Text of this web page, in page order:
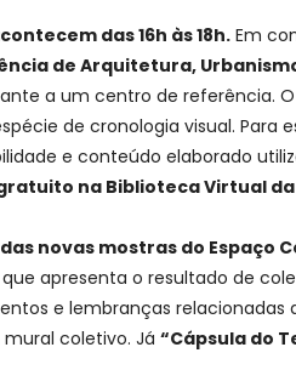
das 16h às 18h. Em
de Arquitetura,
a um centro de referência.
de cronologia visual.
e conteúdo elaborado
na Biblioteca Virtual
novas mostras do Espaço
que apresenta o resultado de
e lembranças
coletivo. Já “Cápsula do